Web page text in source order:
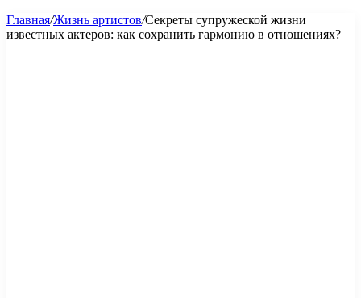
Главная/Жизнь артистов/Секреты супружеской жизни
известных актеров: как сохранить гармонию в отношениях?